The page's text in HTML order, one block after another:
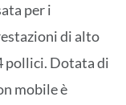
per i
di alto
pollici. Dotata di
mobile è